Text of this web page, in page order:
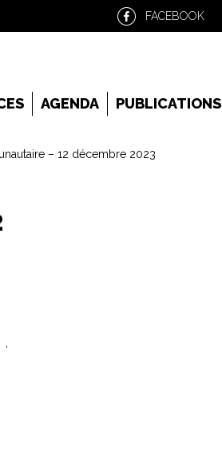
FACEBOOK
AGENDA PUBLICATIONS
– 12 décembre 2023